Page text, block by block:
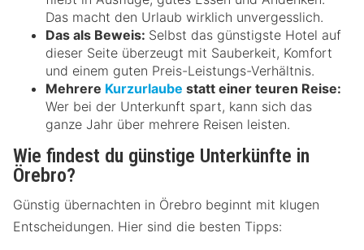
Das macht den Urlaub wirklich unvergesslich.
Das als Beweis: Selbst das günstigste Hotel auf
dieser Seite überzeugt mit Sauberkeit, Komfort
und einem guten Preis-Leistungs-Verhältnis.
Mehrere Kurzurlaube statt einer teuren Reise:
Wer bei der Unterkunft spart, kann sich das
ganze Jahr über mehrere Reisen leisten.
Wie findest du günstige Unterkünfte in
Örebro?
Günstig übernachten in Örebro beginnt mit klugen
Entscheidungen. Hier sind die besten Tipps: